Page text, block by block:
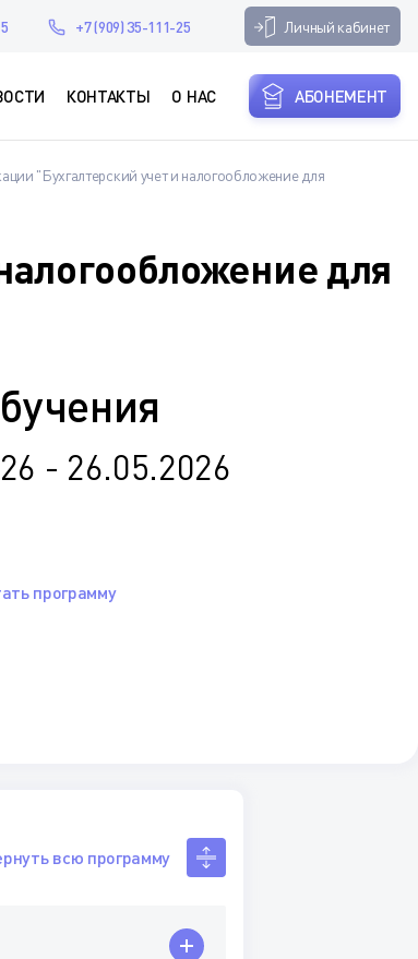
+7 (909) 35-111-25 Личный кабинет
КОНТАКТЫ О НАС АБОНЕМЕНТ
"Бухгалтерский учет и налогообложение для
для
- 26.05.2026
программу
всю программу